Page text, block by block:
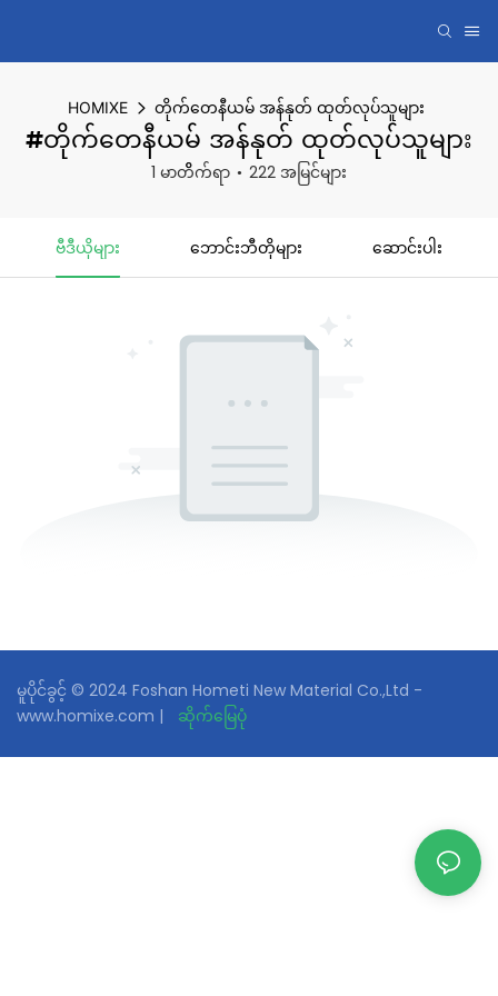
HOMIXE တိုက်တေနီယမ် အန်နုတ် ထုတ်လုပ်သူများ
#တိုက်တေနီယမ် အန်နုတ် ထုတ်လုပ်သူများ
1 မာတိိက်ရာ 222 အမြင်များ
ဗီဒီယိုများ ဘောင်းဘီတိုများ ဆောင်းပါး
မူပိုင်ခွင့် © 2024 Foshan Hometi New Material Co.,Ltd -
www.homixe.com |
ဆိုက်မြေပုံ